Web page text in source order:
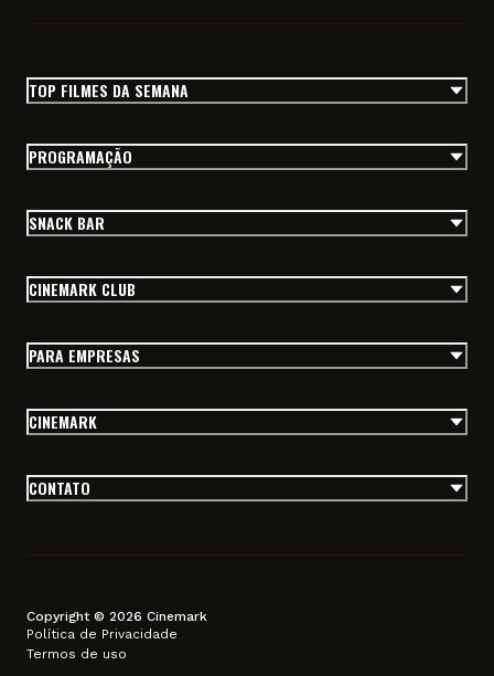
TOP FILMES DA SEMANA
PROGRAMAÇÃO
SNACK BAR
CINEMARK CLUB
PARA EMPRESAS
CINEMARK
CONTATO
Copyright © 2026 Cinemark
Política de Privacidade
Termos de uso